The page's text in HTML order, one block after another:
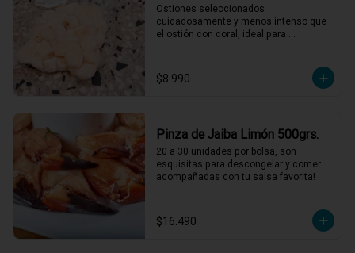
Ostiones seleccionados
cuidadosamente y menos intenso que
el ostión con coral, ideal para
$8.990
Pinza de Jaiba Limón 500grs.
20 a 30 unidades por bolsa, son
esquisitas para descongelar y comer
acompañadas con tu salsa favorita!
$16.490